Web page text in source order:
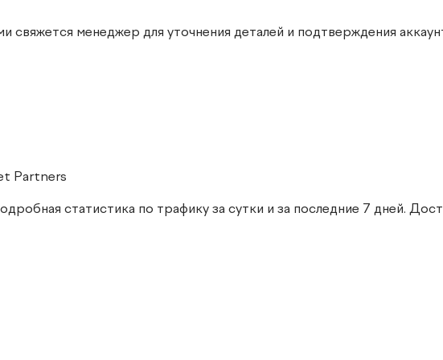
свяжется менеджер для уточнения деталей и подтверждения
Partners
статистика по трафику за сутки и за последние 7 дней.